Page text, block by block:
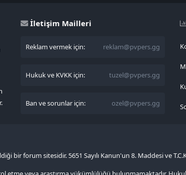
İletişim Mailleri
Reklam vermek için: reklam@pvpers.gg
Hukuk ve KVKK için: tuzel@pvpers.gg
Ban ve sorunlar için: ozel@pvpers.gg
bir forum sitesidir. 5651 Sayılı Kanun'un 8. Maddesi ve